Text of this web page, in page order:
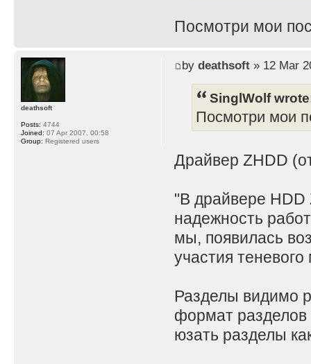
Посмотри мои
by deathsoft» 12 Mar
SinglWolf
Посмотри мои
Драйвер ZHDD
"В драйвере
надежность
мы, появилась
участия
Разделы видимо
формат разделов
юзать разделы
deathsoft
Posts: 4744
Joined: 07 Apr 2007, 00:58
Group: Registered users